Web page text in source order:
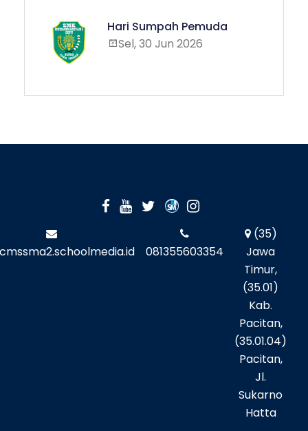
Hari Sumpah Pemuda
Sel, 30 Jun 2026
081355603354
(35)
Jawa
Timur,
(35.01)
Kab.
Pacitan,
(35.01.04)
Pacitan,
Jl.
Sukarno
Hatta